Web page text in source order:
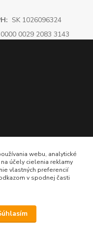
SK 1026096324
0029 2083 3143
webu, analytické
účely cielenia reklamy
vlastných preferencií
v spodnej časti